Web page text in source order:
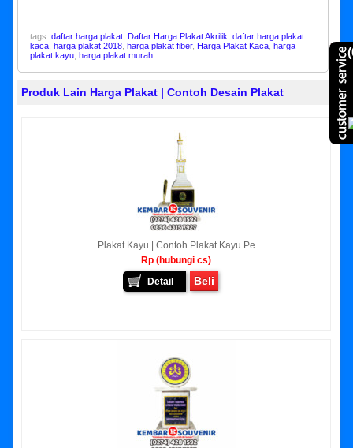
tags:daftar harga plakat Daftar Harga Plakat Akrilik ,daftar harga plakat
kaca harga plakat 2018 harga plakat fiber, Harga Plakat Kaca harga
plakat kayu harga plakat murah
Produk Lain Harga Plakat | Contoh Desain Plakat
Plakat Kayu | Contoh Plakat Kayu Pe
Rp (hubungi cs)
Detail
Beli